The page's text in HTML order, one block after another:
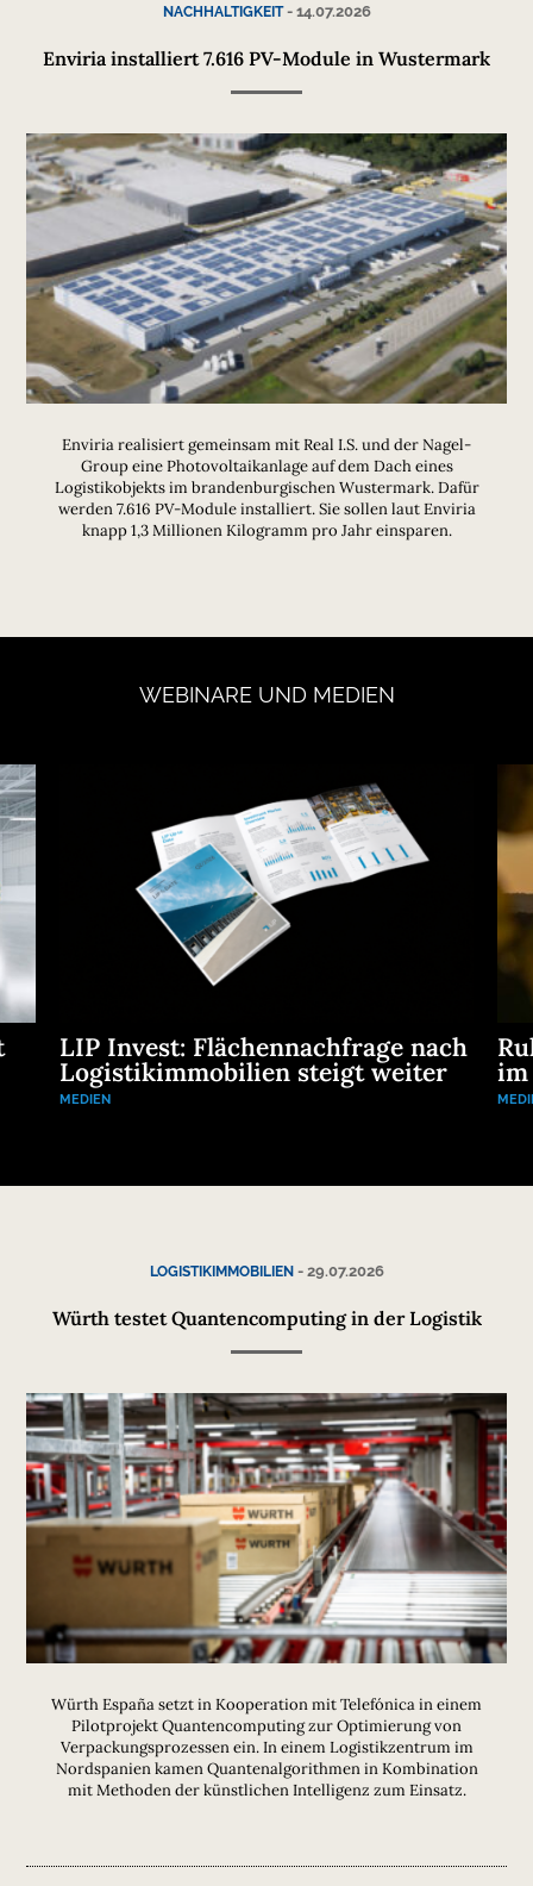
NACHHALTIGKEIT- 14.07.2026
Enviria installiert 7.616 PV-Module in Wustermark
Enviria realisiert gemeinsam mit Real I.S. und der Nagel-
Group eine Photovoltaikanlage auf dem Dach eines
Logistikobjekts im brandenburgischen Wustermark. Dafür
werden 7.616 PV-Module installiert. Sie sollen laut Enviria
knapp 1,3 Millionen Kilogramm pro Jahr einsparen.
WEBINARE UND MEDIEN
LIP Invest: Flächennachfrage nach
Logistikimmobilien steigt weiter
MEDIEN
im
LOGISTIKIMMOBILIEN- 29.07.2026
Würth testet Quantencomputing in der Logistik
Würth España setzt in Kooperation mit Telefónica in einem
Pilotprojekt Quantencomputing zur Optimierung von
Verpackungsprozessen ein. In einem Logistikzentrum im
Nordspanien kamen Quantenalgorithmen in Kombination
mit Methoden der künstlichen Intelligenz zum Einsatz.